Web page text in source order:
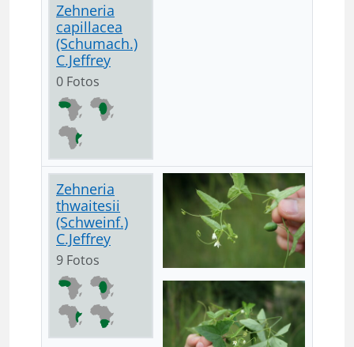
Zehneria
capillacea
(Schumach.)
C.Jeffrey
0 Fotos
Zehneria
thwaitesii
(Schweinf.)
C.Jeffrey
9 Fotos